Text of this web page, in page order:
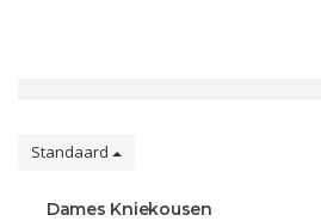
Standaard
Dames Kniekousen